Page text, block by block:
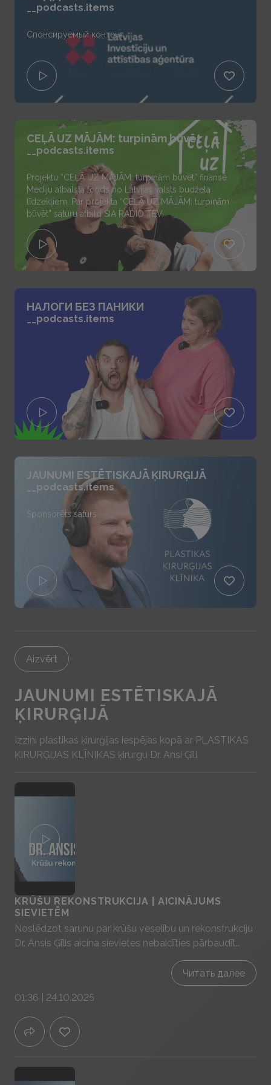
__podcasts.items
Спонсируемый контент
CEĻĀ UZ MĀJĀM: turpinām būvēt
__podcasts.items
Projektu “CEĻĀ UZ MĀJĀM: turpinām būvēt” finansē
Mediju atbalsta fonds no Latvijas valsts budžeta
līdzekļiem. Par projekta “CEĻĀ UZ MĀJĀM: turpinām
būvēt” saturu atbild SIA RADIO TEV.
НАЛОГИ БЕЗ ПАНИКИ
__podcasts.items
JAUNUMI ESTĒTISKAJĀ ĶIRURĢIJĀ
__podcasts.items
Sponsorēts saturs
Aizvērt
JAUNUMI ESTĒTISKAJĀ
ĶIRURĢIJĀ
Izzini plastikas ķirurģijas iespējas kopā ar PLASTIKAS
ĶIRURĢIJAS KLĪNIKAS ķirurgu Dr. Ansi Ģīli
KRŪŠU REKONSTRUKCIJA | AICINĀJUMS
SIEVIETĒM
Noslēdzot sarunu par krūšu veselību un rekonstrukciju
Dr. Ansis Ģīlis aicina sievietes nebaidīties pārbaudīt
savas krūtis un ieklausīties ārstu padomos par krūšu
veselību. Viņš aicina sievietes regulāri veikt
pašpārbaudi un doties pie ārsta, ja tiek sataustīts kaut
kas nebijis. Ja ir kāds jautājums par krūtīm nekautrēties,
doties uz ārsta konsultāciju, lai uzdotu visus sev
interesējošos jautājumus.
Читать далее
01:36 | 24.10.2025